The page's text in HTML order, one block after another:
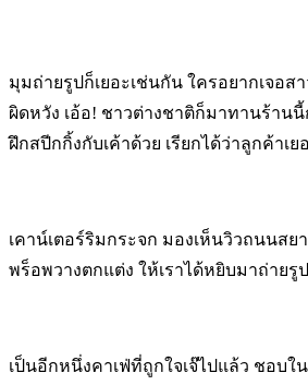
มุมถ่ายรูปก็เยอะเช่นกัน ใครอยากเจอส
ผิดหวัง เอ้อ! ชาวต่างชาติก็มาทานร้านนี้
ฝึกสปีกกิ้งกับเค้าด้วย เรียกได้ว่าลูกค้าเ
เคาน์เตอร์ริมกระจก มองเห็นวิวถนนส
พร็อพวางตกแต่ง ให้เราได้หยิบมาถ่าย
เป็นอีกหนึ่งคาเฟ่ที่ถูกใจเจ๊ไปแล้ว ชอบใ